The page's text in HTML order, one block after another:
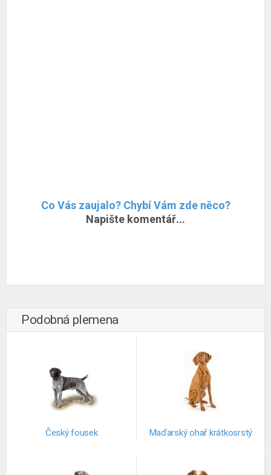
Co Vás zaujalo? Chybí Vám zde něco?
Napište komentář...
Podobná plemena
Český fousek Maďarský ohař krátkosrstý